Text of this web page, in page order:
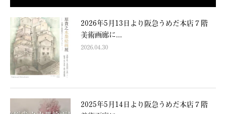
2026年5月13日より阪急うめだ本店７階
美術画廊に...
2026.04.30
2025年5月14日より阪急うめだ本店７階